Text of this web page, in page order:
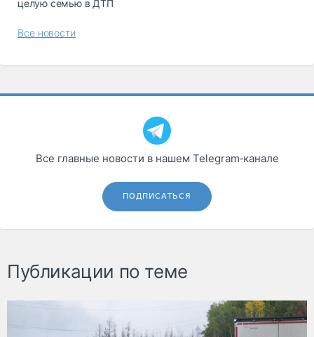
целую семью в ДТП
Все новости
Все главные новости в нашем Telegram‑канале
ПОДПИСАТЬСЯ
Публикации по теме